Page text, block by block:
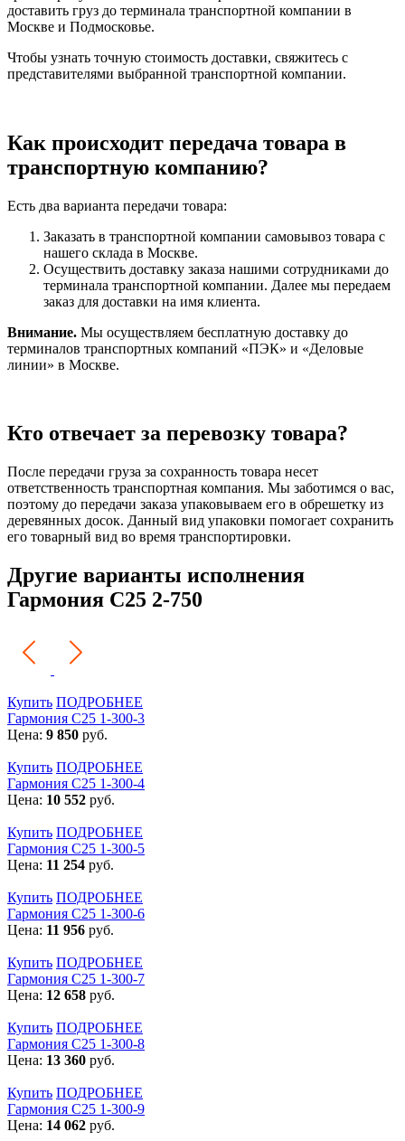
доставить груз до терминала транспортной компании в
Москве и Подмосковье.
Чтобы узнать точную стоимость доставки, свяжитесь с
представителями выбранной транспортной компании.
Как происходит передача товара в
транспортную компанию?
Есть два варианта передачи товара:
Заказать в транспортной компании самовывоз товара с
нашего склада в Москве.
Осуществить доставку заказа нашими сотрудниками до
терминала транспортной компании. Далее мы передаем
заказ для доставки на имя клиента.
Внимание. Мы осуществляем бесплатную доставку до
терминалов транспортных компаний «ПЭК» и «Деловые
линии» в Москве.
Кто отвечает за перевозку товара?
После передачи груза за сохранность товара несет
ответственность транспортная компания. Мы заботимся о вас,
поэтому до передачи заказа упаковываем его в обрешетку из
деревянных досок. Данный вид упаковки помогает сохранить
его товарный вид во время транспортировки.
Другие варианты исполнения
Гармония С25 2-750
Купить ПОДРОБНЕЕ
Гармония С25 1-300-3
Цена: 9 850 руб.
Купить ПОДРОБНЕЕ
Гармония С25 1-300-4
Цена: 10 552 руб.
Купить ПОДРОБНЕЕ
Гармония С25 1-300-5
Цена: 11 254 руб.
Купить ПОДРОБНЕЕ
Гармония С25 1-300-6
Цена: 11 956 руб.
Купить ПОДРОБНЕЕ
Гармония С25 1-300-7
Цена: 12 658 руб.
Купить ПОДРОБНЕЕ
Гармония С25 1-300-8
Цена: 13 360 руб.
Купить ПОДРОБНЕЕ
Гармония С25 1-300-9
Цена: 14 062 руб.